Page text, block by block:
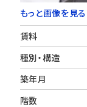
もっと画像を見る
賃料
種別・構造
築年月
階数